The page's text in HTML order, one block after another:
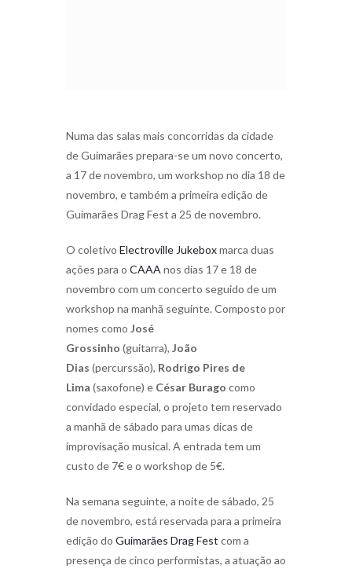
Numa das salas mais concorridas da cidade
de Guimarães prepara-se um novo concerto,
a 17 de novembro, um workshop no dia 18 de
novembro, e também a primeira edição de
Guimarães Drag Fest a 25 de novembro.
O coletivo Electroville Jukeboxmarca duas
ações para o CAAA nos dias 17 e 18 de
novembro com um concerto seguido de um
workshop na manhã seguinte. Composto por
nomes como José
Grossinho (guitarra), João
Dias (percurssão), Rodrigo Pires de
Lima (saxofone) e César Burago como
convidado especial, o projeto tem reservado
a manhã de sábado para umas dicas de
improvisação musical. A entrada tem um
custo de 7€ e o workshop de 5€.
Na semana seguinte, a noite de sábado, 25
de novembro, está reservada para a primeira
edição do Guimarães Drag Fest com a
presença de cinco performistas, a atuação ao